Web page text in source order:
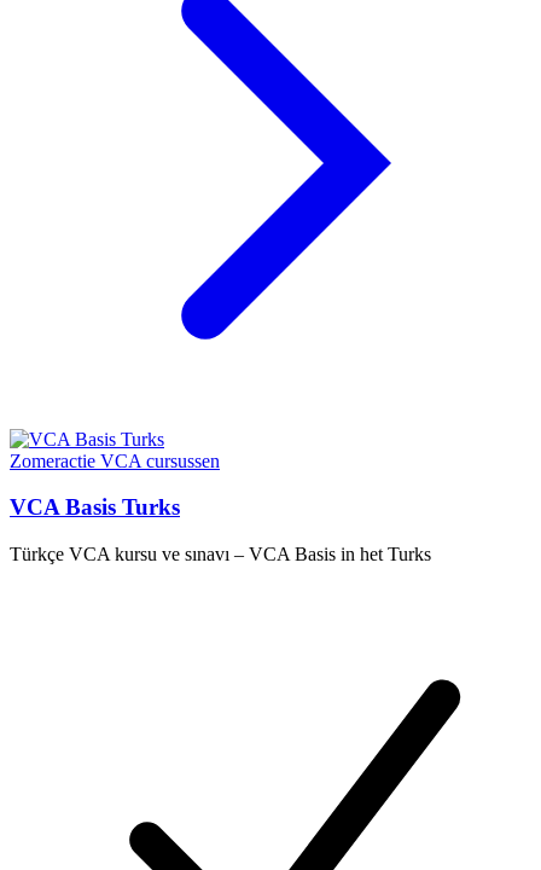
Zomeractie VCA cursussen
VCA Basis Turks
Türkçe VCA kursu ve sınavı – VCA Basis in het Turks